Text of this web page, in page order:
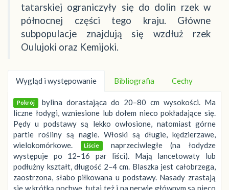
tatarskiej ograniczyły się do dolin rzek w
północnej części tego kraju. Główne
subpopulacje znajdują się wzdłuż rzek
Oulujoki oraz Kemijoki.
Wygląd i występowanie Bibliografia Cechy
Pokrój bylina dorastająca do 20–80 cm wysokości. Ma
liczne łodygi, wzniesione lub dołem nieco pokładające się.
Pędy u podstawy są lekko owłosione, natomiast górne
partie rośliny są nagie. Włoski są długie, kędzierzawe,
wielokomórkowe.
Liście
naprzeciwległe (na łodydze
występuje po 12–16 par liści). Mają lancetowaty lub
podłużny kształt, długość 2–4 cm. Blaszka jest całobrzega,
zaostrzona, słabo piłkowana u podstawy. Nasady zrastają
się w krótką pochwę, tutaj też i na nerwie głównym są nieco